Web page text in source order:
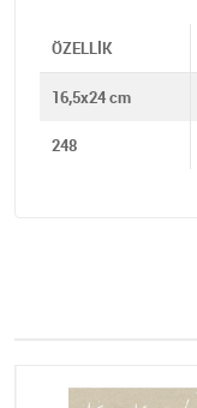
ÖZELLIK
16,5x24 cm
248